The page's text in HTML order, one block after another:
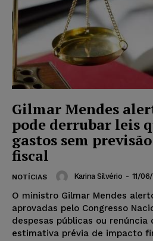
Gilmar Mendes
pode derrubar leis
gastos sem
fiscal
NOTÍCIAS Karina Silvério - 11/
O ministro Gilmar Mendes
aprovadas pelo Congresso
despesas públicas ou renúncia
estimativa prévia de impacto